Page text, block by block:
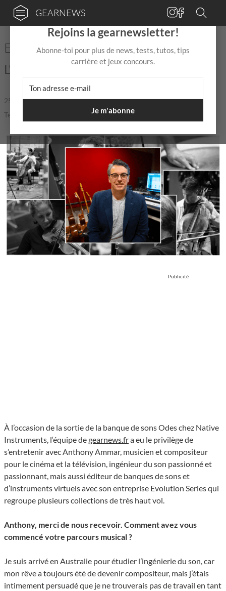
GEARNEWS
Entretien : Anthony Ammar
L'homme aux oreilles d'or !
25 Oct 2025deMix Jagger| |
5,0 / 5,0 |
Temps de lecture: 15 min
Publicité
À l’occasion de la sortie de la banque de sons Odes chez Native
Instruments, l‘équipe degearnews.fra eu le privilège de
s’entretenir avec Anthony Ammar, musicien et compositeur
pour le cinéma et la télévision, ingénieur du son passionné et
passionnant, mais aussi éditeur de banques de sons et
d’instruments virtuels avec son entreprise Evolution Series qui
regroupe plusieurs collections de très haut vol.
Anthony, merci de nous recevoir. Comment avez vous
commencé votre parcours musical ?
Je suis arrivé en Australie pour étudier l’ingénierie du son, car
mon rêve a toujours été de devenir compositeur, mais j’étais
intimement persuadé que je ne trouverais pas de travail en tant
×
Rejoins la gearnewsletter!
Abonne-toi pour plus de news, tests, tutos, tips
carrière et jeux concours.
Je m'abonne